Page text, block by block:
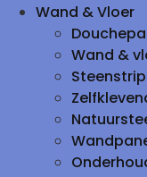
Wand & Vloer
Wand &